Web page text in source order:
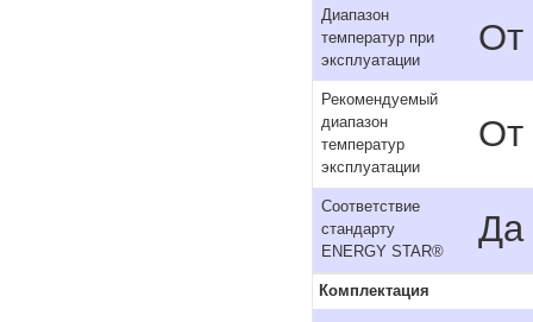
Диапазон
температур при
эксплуатации
От
Рекомендуемый
диапазон
температур
эксплуатации
От
Соответствие
стандарту
ENERGY STAR®
Да
Комплектация